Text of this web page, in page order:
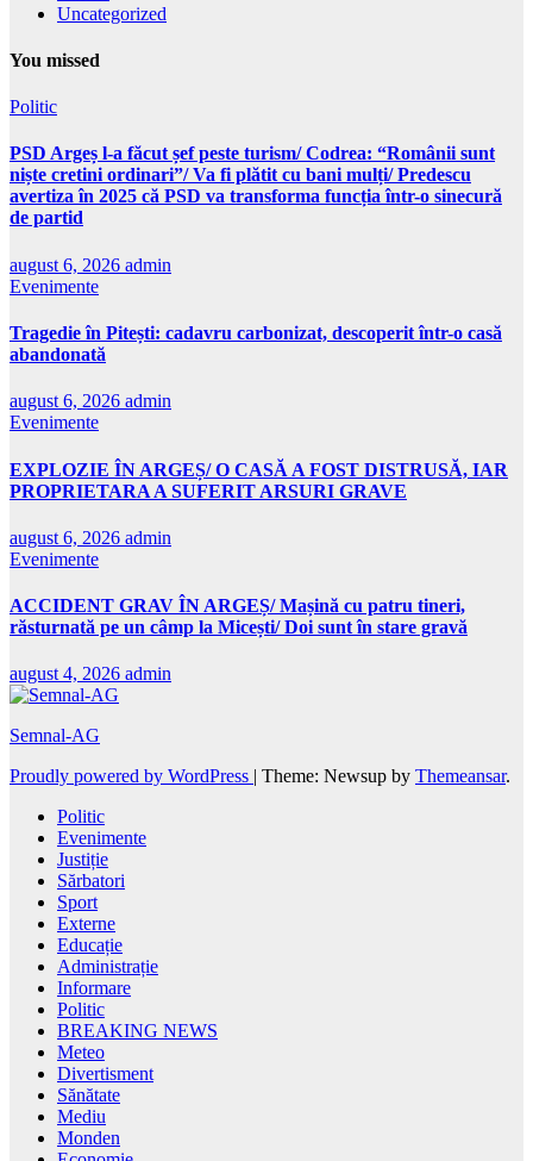
Uncategorized
You missed
Politic
PSD Argeș l-a făcut șef peste turism/ Codrea: “Românii sunt
niște cretini ordinari”/ Va fi plătit cu bani mulți/ Predescu
avertiza în 2025 că PSD va transforma funcția într-o sinecură
de partid
august 6, 2026 admin
Evenimente
Tragedie în Pitești: cadavru carbonizat, descoperit într-o casă
abandonată
august 6, 2026 admin
Evenimente
EXPLOZIE ÎN ARGEȘ/ O CASĂ A FOST DISTRUSĂ, IAR
PROPRIETARA A SUFERIT ARSURI GRAVE
august 6, 2026 admin
Evenimente
ACCIDENT GRAV ÎN ARGEȘ/ Mașină cu patru tineri,
răsturnată pe un câmp la Micești/ Doi sunt în stare gravă
august 4, 2026 admin
Semnal-AG
Proudly powered by WordPress | Theme: Newsup by Themeansar.
Politic
Evenimente
Justiție
Sărbatori
Sport
Externe
Educație
Administrație
Informare
Politic
BREAKING NEWS
Meteo
Divertisment
Sănătate
Mediu
Monden